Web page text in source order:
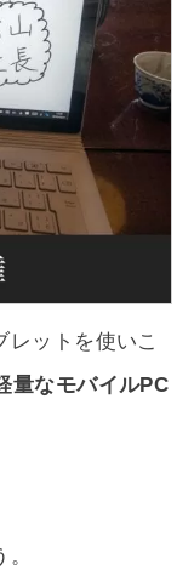
レットを使いこ
量なモバイルPC